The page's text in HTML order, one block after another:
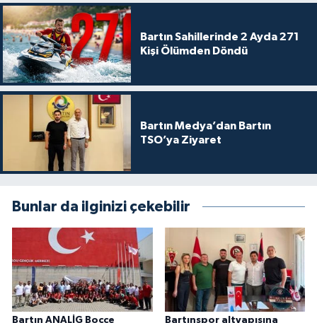
Bartın Sahillerinde 2 Ayda 271
Kişi Ölümden Döndü
Bartın Medya’dan Bartın
TSO’ya Ziyaret
Bunlar da ilginizi çekebilir
Bartın ANALİG Bocce
Bartınspor altyapısına